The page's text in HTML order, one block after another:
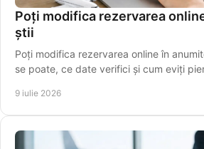
Poți modifica rezervarea
știi
Poți modifica rezervarea online în
se poate, ce date verifici și cum eviți
9 iulie 2026